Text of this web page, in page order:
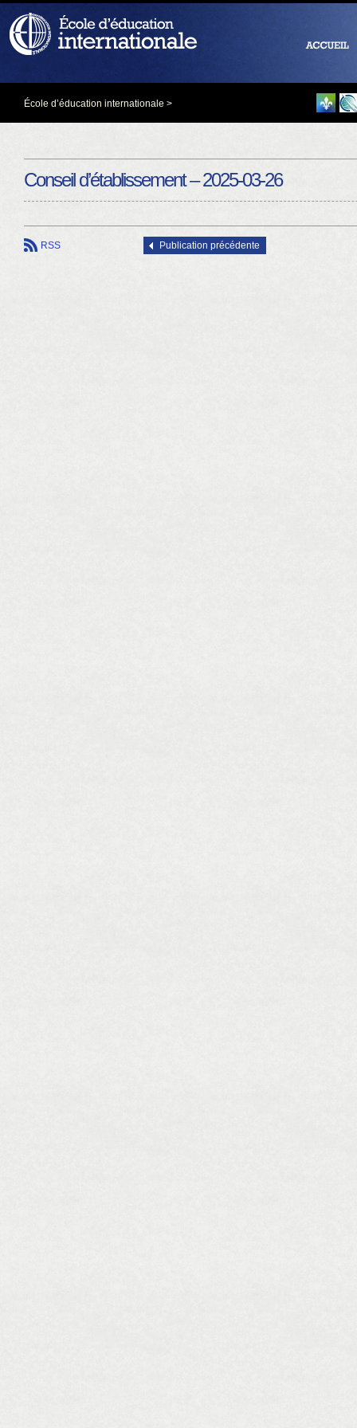
École d’éducation internationale >
Conseil d’établissement – 2025-03-26
RSS Publication précédente